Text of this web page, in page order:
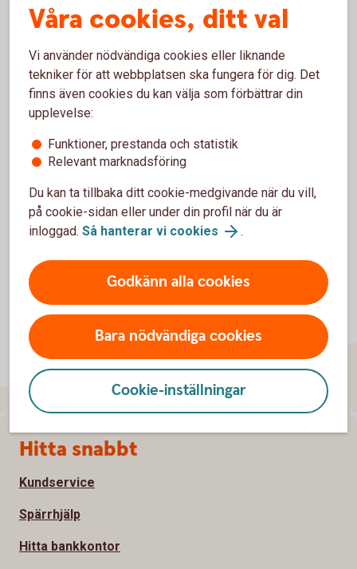
Kontaktuppgifter personal i Mullsjö
Hjo
Kontaktuppgifter personal i Hjo
Våra cookies, ditt val
Vi använder nödvändiga cookies eller liknande
tekniker för att webbplatsen ska fungera för dig. Det
finns även cookies du kan välja som förbättrar din
upplevelse:
Funktioner, prestanda och statistik
Relevant marknadsföring
Du kan ta tillbaka ditt cookie-medgivande när du vill,
på cookie-sidan eller under din profil när du är
inloggad. Så hanterar vi cookies .
Godkänn alla cookies
Bara nödvändiga cookies
Cookie-inställningar
Sidfot
Hitta snabbt
Kundservice
Spärrhjälp
Hitta bankkontor